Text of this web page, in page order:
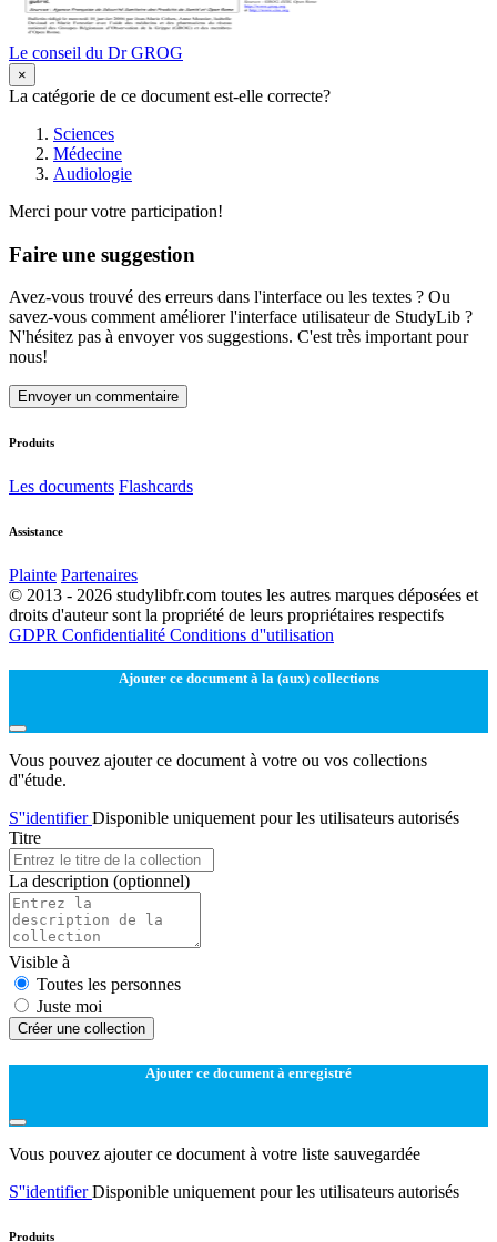
Le conseil du Dr GROG
×
La catégorie de ce document est-elle correcte?
Sciences
Médecine
Audiologie
Merci pour votre participation!
Faire une suggestion
Avez-vous trouvé des erreurs dans l'interface ou les textes ? Ou
savez-vous comment améliorer l'interface utilisateur de StudyLib ?
N'hésitez pas à envoyer vos suggestions. C'est très important pour
nous!
Envoyer un commentaire
Produits
Les documents Flashcards
Assistance
Plainte Partenaires
© 2013 - 2026 studylibfr.com toutes les autres marques déposées et
droits d'auteur sont la propriété de leurs propriétaires respectifs
GDPR Confidentialité Conditions d''utilisation
Ajouter ce document à la (aux) collections
Vous pouvez ajouter ce document à votre ou vos collections
d''étude.
S''identifierDisponible uniquement pour les utilisateurs autorisés
Titre
La description (optionnel)
Visible à
Toutes les personnes
Juste moi
Créer une collection
Ajouter ce document à enregistré
Vous pouvez ajouter ce document à votre liste sauvegardée
S''identifierDisponible uniquement pour les utilisateurs autorisés
Produits